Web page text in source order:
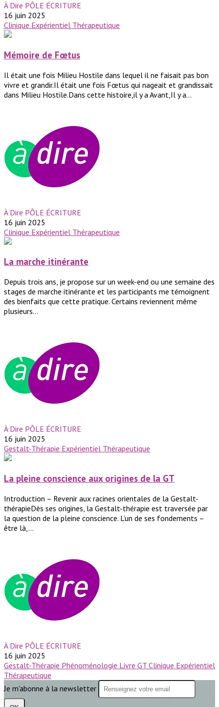
À Dire PÔLE ÉCRITURE
16 juin 2025
Clinique Expérientiel Thérapeutique
Mémoire de Fœtus
Il était une fois Milieu Hostile dans lequel il ne faisait pas bon
vivre et grandir.Il était une fois Fœtus qui nageait et grandissait
dans Milieu Hostile.Dans cette histoire,il y a Avant,Il y a...
À Dire PÔLE ÉCRITURE
16 juin 2025
Clinique Expérientiel Thérapeutique
La marche itinérante
Depuis trois ans, je propose sur un week-end ou une semaine des
stages de marche itinérante et les participants me témoignent
des bienfaits que cette pratique. Certains reviennent même
plusieurs...
À Dire PÔLE ÉCRITURE
16 juin 2025
Gestalt-Thérapie Expérientiel Thérapeutique
La pleine conscience aux origines de la GT
Introduction – Revenir aux racines orientales de la Gestalt-
thérapieDès ses origines, la Gestalt-thérapie est traversée par
la question de la pleine conscience. L’un de ses fondements –
être là,...
À Dire PÔLE ÉCRITURE
16 juin 2025
Gestalt-Thérapie Phénoménologie Livre GT Clinique Expérientiel
Thérapeutique
Je m'abonne à la newsletter